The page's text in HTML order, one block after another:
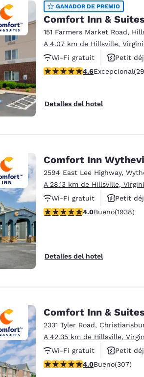
Europa
Deutschland
Spain
English
Ireland
Asia-Pacífico
Australia India
GANADOR DE PREMIO
Comfort Inn &
151 Farmers Market Road,
A 4.07 km de Hillsville,
Wi-Fi gratuit
Petit
Calificación de 4.6 estrellas.
4.6Excepcional
Detalles del hotel
Comfort Inn
2594 East Lee Highway,
A 28.13 km de Hillsville,
Wi-Fi gratuit
Petit
Animaux acceptés
Calificación de 3.97 estrellas.
4.0Bueno(1938)
Detalles del hotel
Comfort Inn &
2331 Tyler Road,
A 42.35 km de Hillsville,
Wi-Fi gratuit
Petit
Animaux acceptés
Calificación de 3.99 estrellas.
4.0Bueno(307)